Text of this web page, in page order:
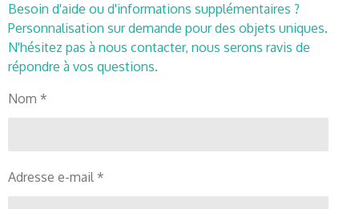
Besoin d'aide ou d'informations supplémentaires ?
Personnalisation sur demande pour des objets uniques.
N'hésitez pas à nous contacter, nous serons ravis de
répondre à vos questions.
Nom *
Adresse e-mail *